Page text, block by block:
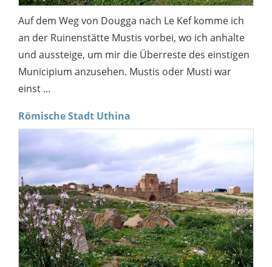
Auf dem Weg von Dougga nach Le Kef komme ich
an der Ruinenstätte Mustis vorbei, wo ich anhalte
und aussteige, um mir die Überreste des einstigen
Municipium anzusehen. Mustis oder Musti war
einst ...
Römische Stadt Uthina